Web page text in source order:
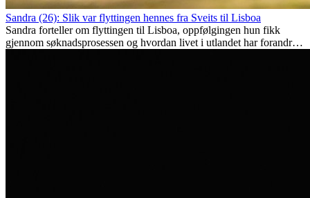
Sandra (26): Slik var flyttingen hennes fra Sveits til Lisboa
Sandra forteller om flyttingen til Lisboa, oppfølgingen hun fikk
gjennom søknadsprosessen og hvordan livet i utlandet har forandret